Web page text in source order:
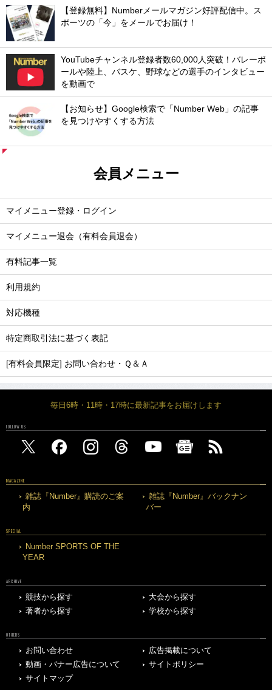
【登録無料】Numberメールマガジン好評配信中。ス
ポーツの「今」をメールでお届け！
YouTubeチャンネル登録者数60,000人突破！バレーボ
ールや陸上、バスケ、野球などの選手のインタビュー
を動画で
【お知らせ】Google検索で「Number Web」の記事
を見つけやすくする方法
会員メニュー
マイメニュー登録・ログイン
マイメニュー退会（有料会員退会）
有料記事一覧
利用規約
対応機種
特定商取引法に基づく表記
[有料会員限定] お問い合わせ・Ｑ＆Ａ
毎日6時・11時・17時に最新記事をお届けします
FOLLOW US
MAGAZINE
雑誌『Number』購読のご案
内
雑誌『Number』バックナン
バー
SPECIAL
Number SPORTS OF THE
YEAR
ARCHIVE
競技から探す
大会から探す
著者から探す
学校から探す
OTHERS
お問い合わせ
広告掲載について
動画・バナー広告について
サイトポリシー
サイトマップ